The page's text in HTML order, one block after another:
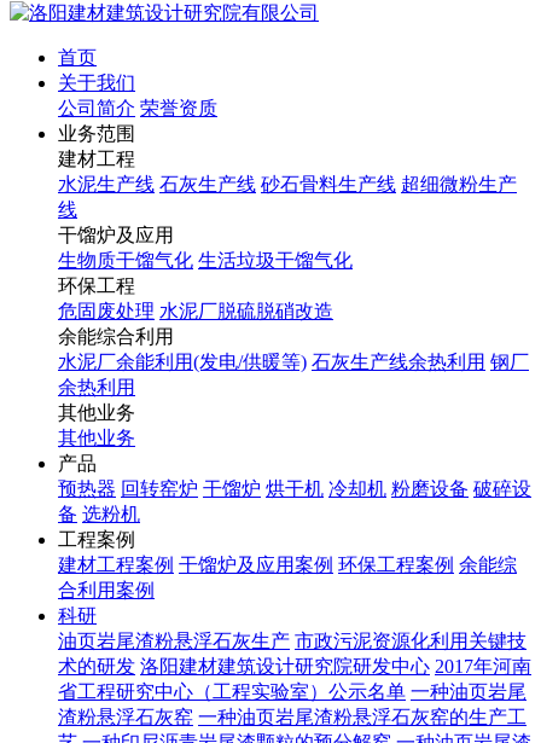
首页
关于我们
公司简介 荣誉资质
业务范围
建材工程
水泥生产线 石灰生产线 砂石骨料生产线 超细微粉生产
线
干馏炉及应用
生物质干馏气化 生活垃圾干馏气化
环保工程
危固废处理 水泥厂脱硫脱硝改造
余能综合利用
水泥厂余能利用(发电/供暖等) 石灰生产线余热利用 钢厂
余热利用
其他业务
其他业务
产品
预热器 回转窑炉 干馏炉 烘干机 冷却机 粉磨设备 破碎设
备 选粉机
工程案例
建材工程案例 干馏炉及应用案例 环保工程案例 余能综
合利用案例
科研
油页岩尾渣粉悬浮石灰生产 市政污泥资源化利用关键技
术的研发 洛阳建材建筑设计研究院研发中心 2017年河南
省工程研究中心（工程实验室）公示名单 一种油页岩尾
渣粉悬浮石灰窑 一种油页岩尾渣粉悬浮石灰窑的生产工